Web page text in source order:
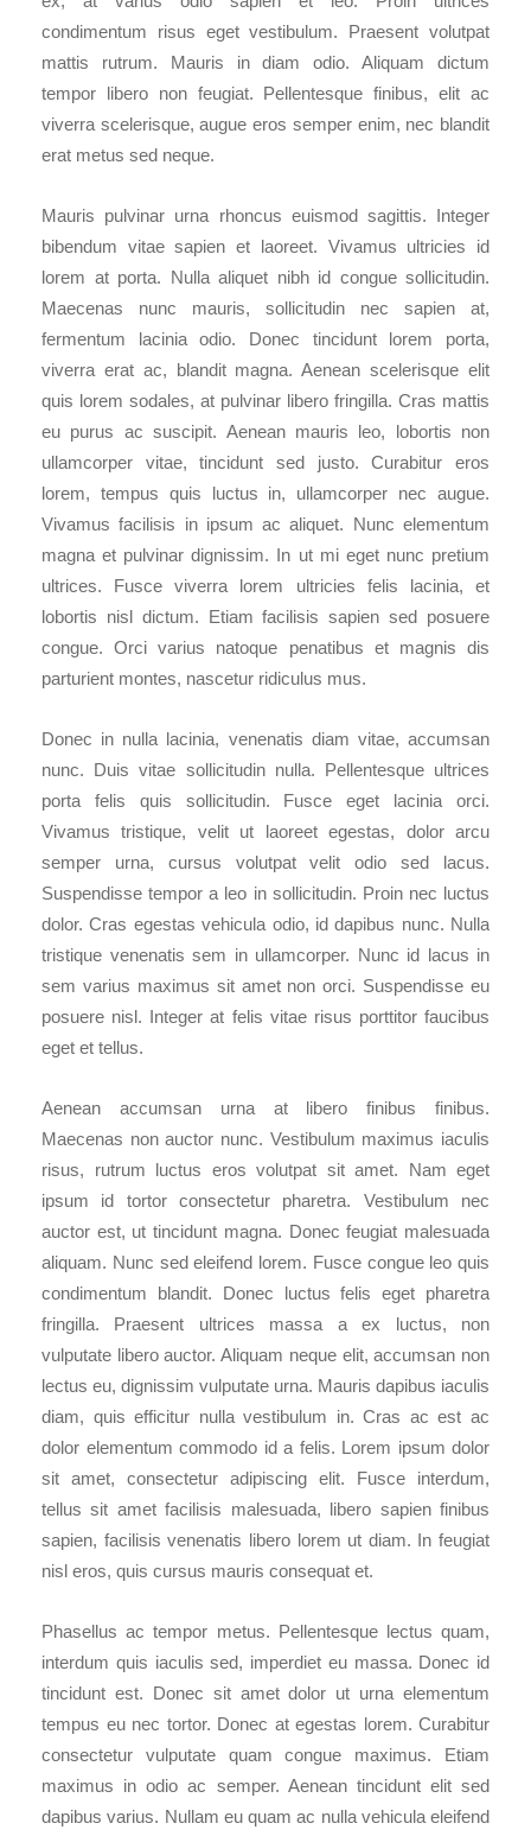
condimentum risus eget vestibulum. Praesent volutpat
mattis rutrum. Mauris in diam odio. Aliquam dictum
tempor libero non feugiat. Pellentesque finibus, elit ac
viverra scelerisque, augue eros semper enim, nec blandit
erat metus sed neque.
Mauris pulvinar urna rhoncus euismod sagittis. Integer
bibendum vitae sapien et laoreet. Vivamus ultricies id
lorem at porta. Nulla aliquet nibh id congue sollicitudin.
Maecenas nunc mauris, sollicitudin nec sapien at,
fermentum lacinia odio. Donec tincidunt lorem porta,
viverra erat ac, blandit magna. Aenean scelerisque elit
quis lorem sodales, at pulvinar libero fringilla. Cras mattis
eu purus ac suscipit. Aenean mauris leo, lobortis non
ullamcorper vitae, tincidunt sed justo. Curabitur eros
lorem, tempus quis luctus in, ullamcorper nec augue.
Vivamus facilisis in ipsum ac aliquet. Nunc elementum
magna et pulvinar dignissim. In ut mi eget nunc pretium
ultrices. Fusce viverra lorem ultricies felis lacinia, et
lobortis nisl dictum. Etiam facilisis sapien sed posuere
congue. Orci varius natoque penatibus et magnis dis
parturient montes, nascetur ridiculus mus.
Donec in nulla lacinia, venenatis diam vitae, accumsan
nunc. Duis vitae sollicitudin nulla. Pellentesque ultrices
porta felis quis sollicitudin. Fusce eget lacinia orci.
Vivamus tristique, velit ut laoreet egestas, dolor arcu
semper urna, cursus volutpat velit odio sed lacus.
Suspendisse tempor a leo in sollicitudin. Proin nec luctus
dolor. Cras egestas vehicula odio, id dapibus nunc. Nulla
tristique venenatis sem in ullamcorper. Nunc id lacus in
sem varius maximus sit amet non orci. Suspendisse eu
posuere nisl. Integer at felis vitae risus porttitor faucibus
eget et tellus.
Aenean accumsan urna at libero finibus finibus.
Maecenas non auctor nunc. Vestibulum maximus iaculis
risus, rutrum luctus eros volutpat sit amet. Nam eget
ipsum id tortor consectetur pharetra. Vestibulum nec
auctor est, ut tincidunt magna. Donec feugiat malesuada
aliquam. Nunc sed eleifend lorem. Fusce congue leo quis
condimentum blandit. Donec luctus felis eget pharetra
fringilla. Praesent ultrices massa a ex luctus, non
vulputate libero auctor. Aliquam neque elit, accumsan non
lectus eu, dignissim vulputate urna. Mauris dapibus iaculis
diam, quis efficitur nulla vestibulum in. Cras ac est ac
dolor elementum commodo id a felis. Lorem ipsum dolor
sit amet, consectetur adipiscing elit. Fusce interdum,
tellus sit amet facilisis malesuada, libero sapien finibus
sapien, facilisis venenatis libero lorem ut diam. In feugiat
nisl eros, quis cursus mauris consequat et.
Phasellus ac tempor metus. Pellentesque lectus quam,
interdum quis iaculis sed, imperdiet eu massa. Donec id
tincidunt est. Donec sit amet dolor ut urna elementum
tempus eu nec tortor. Donec at egestas lorem. Curabitur
consectetur vulputate quam congue maximus. Etiam
maximus in odio ac semper. Aenean tincidunt elit sed
dapibus varius. Nullam eu quam ac nulla vehicula eleifend